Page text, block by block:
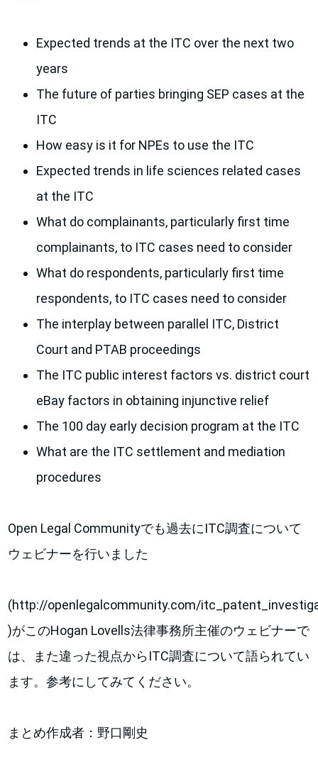
Expected trends at the ITC over the next two
years
The future of parties bringing SEP cases at the
ITC
How easy is it for NPEs to use the ITC
Expected trends in life sciences related cases
at the ITC
What do complainants, particularly first time
complainants, to ITC cases need to consider
What do respondents, particularly first time
respondents, to ITC cases need to consider
The interplay between parallel ITC, District
Court and PTAB proceedings
The ITC public interest factors vs. district court
eBay factors in obtaining injunctive relief
The 100 day early decision program at the ITC
What are the ITC settlement and mediation
procedures
Open Legal Communityでも過去にITC調査について
ウェビナーを行いました
(http://openlegalcommunity.com/
)がこのHogan Lovells法律事務所主催のウェビナーで
は、また違った視点からITC調査について語られてい
ます。参考にしてみてください。
まとめ作成者：野口剛史